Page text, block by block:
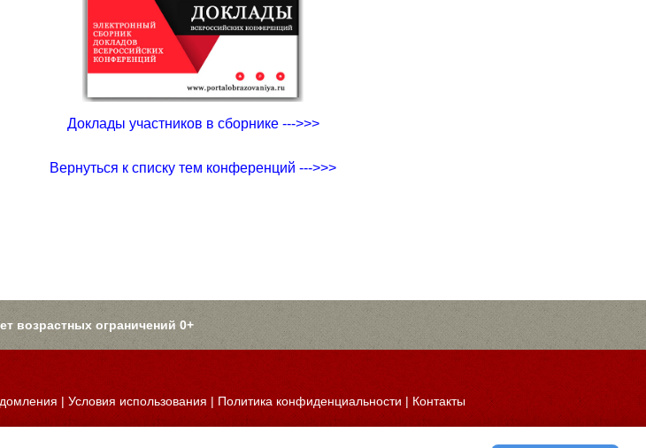
Доклады участников в сборнике --->>>
Вернуться к списку тем конференций --->>>
возрастных ограничений 0+
|Условия использования | Политика конфиденциальности| Контакты